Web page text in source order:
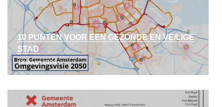
10 PUNTEN VOOR EEN GEZONDE EN VEILIGE
STAD
13 maart 2026